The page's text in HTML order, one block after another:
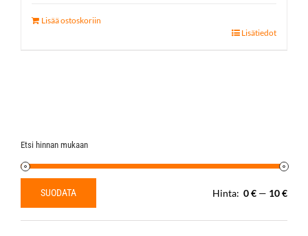
Lisää ostoskoriin
Lisätiedot
Etsi hinnan mukaan
Minimihinta
Maksimihinta
SUODATA Hinta: 0 € — 10 €